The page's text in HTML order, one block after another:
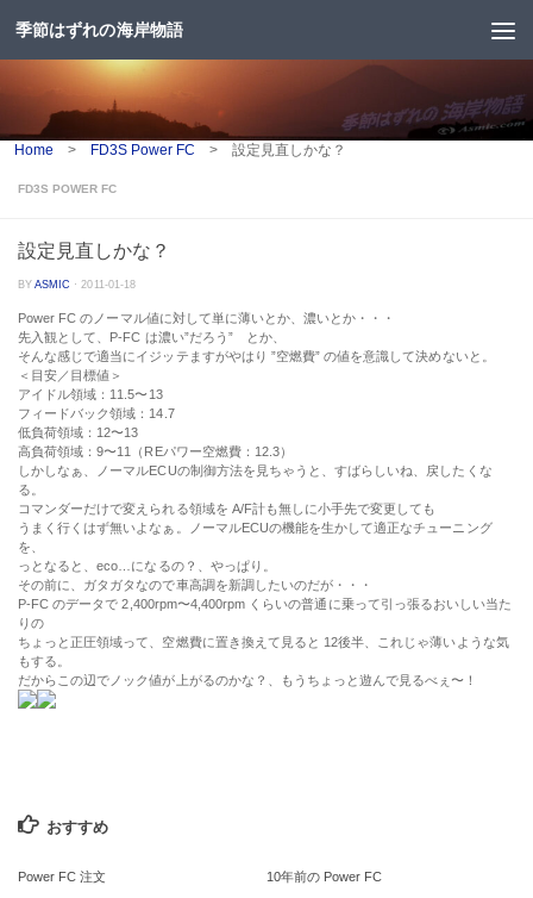
コンテンツへスキップ
季節はずれの海岸物語
Home > FD3S Power FC > 設定見直しかな？
FD3S POWER FC
設定見直しかな？
BYASMIC ·2011-01-18
Power FC のノーマル値に対して単に薄いとか、濃いとか・・・
先入観として、P-FC は濃い”だろう” とか、
そんな感じで適当にイジッテますがやはり ”空燃費” の値を意識して決めないと。
＜目安／目標値＞
アイドル領域：11.5〜13
フィードバック領域：14.7
低負荷領域：12〜13
高負荷領域：9〜11（REパワー空燃費：12.3）
しかしなぁ、ノーマルECUの制御方法を見ちゃうと、すばらしいね、戻したくな
る。
コマンダーだけで変えられる領域を A/F計も無しに小手先で変更しても
うまく行くはず無いよなぁ。ノーマルECUの機能を生かして適正なチューニング
を、
っとなると、eco…になるの？、やっぱり。
その前に、ガタガタなので車高調を新調したいのだが・・・
P-FC のデータで 2,400rpm〜4,400rpm くらいの普通に乗って引っ張るおいしい当た
りの
ちょっと正圧領域って、空燃費に置き換えて見ると 12後半、これじゃ薄いような気
もする。
だからこの辺でノック値が上がるのかな？、もうちょっと遊んで見るべぇ〜！
おすすめ
Power FC 注文 10年前の Power FC